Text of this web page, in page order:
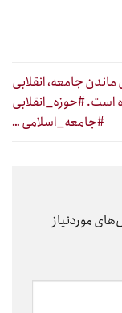
ماندن جامعه، انقلابی
است. #حوزه_انقلابی
#جامعه_اسلامی …
موردنیاز